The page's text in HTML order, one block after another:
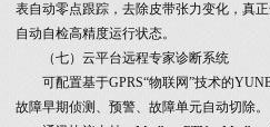
表自动零点跟踪，去除皮带张力变化，真
自动自检高精度运行状态。
（七）云平台远程专家诊断系统
可配置基于GPRS“物联网”技术的
故障早期侦测、预警、故障单元自动切除。